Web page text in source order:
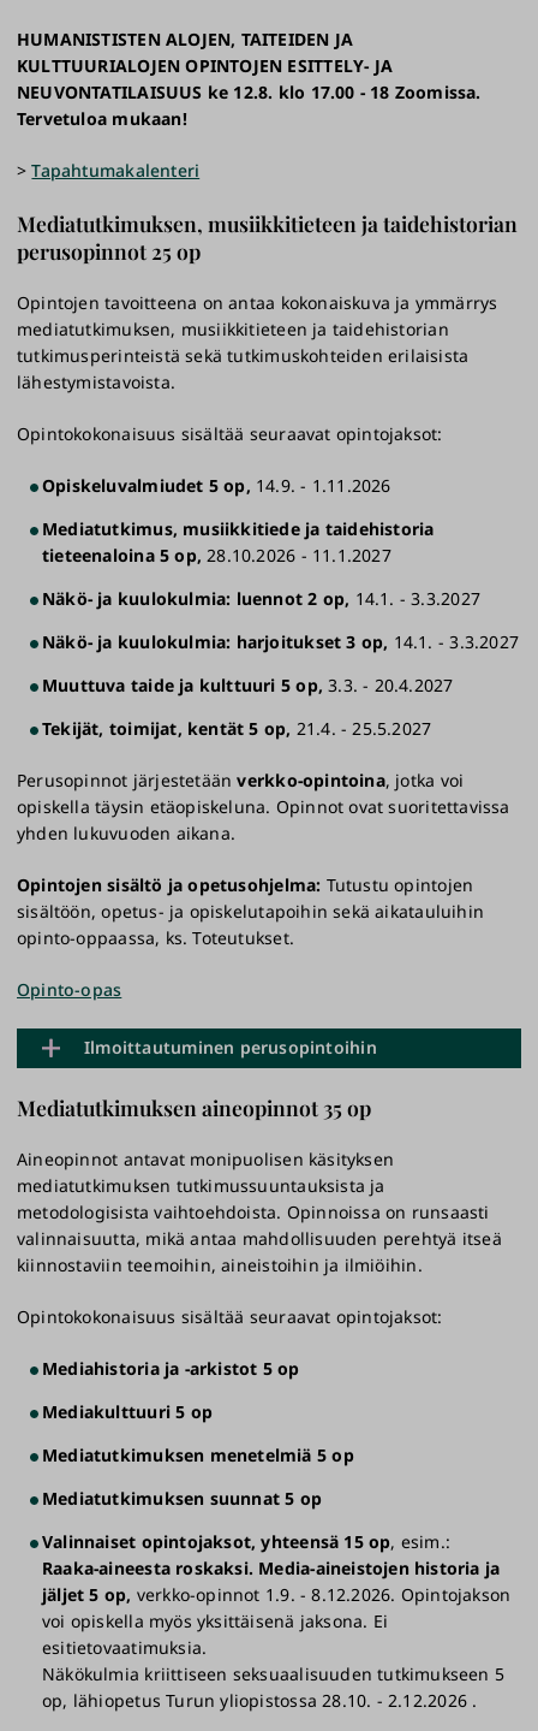
HUMANISTISTEN ALOJEN, TAITEIDEN JA
KULTTUURIALOJEN OPINTOJEN ESITTELY- JA
NEUVONTATILAISUUS ke 12.8. klo 17.00 - 18 Zoomissa.
Tervetuloa mukaan!
>Tapahtumakalenteri
Mediatutkimuksen, musiikkitieteen ja taidehistorian
perusopinnot 25 op
Opintojen tavoitteena on antaa kokonaiskuva ja ymmärrys
mediatutkimuksen, musiikkitieteen ja taidehistorian
tutkimusperinteistä sekä tutkimuskohteiden erilaisista
lähestymistavoista.
Opintokokonaisuus sisältää seuraavat opintojaksot:
Opiskeluvalmiudet 5 op, 14.9. - 1.11.2026
Mediatutkimus, musiikkitiede ja taidehistoria
tieteenaloina 5 op, 28.10.2026 - 11.1.2027
Näkö- ja kuulokulmia: luennot 2 op, 14.1. - 3.3.2027
Näkö- ja kuulokulmia: harjoitukset 3 op, 14.1. - 3.3.2027
Muuttuva taide ja kulttuuri 5 op,3.3. - 20.4.2027
Tekijät, toimijat, kentät 5 op, 21.4. - 25.5.2027
Perusopinnot järjestetäänverkko-opintoina, jotka voi
opiskella täysin etäopiskeluna. Opinnot ovat suoritettavissa
yhden lukuvuoden aikana.
Opintojen sisältö ja opetusohjelma: Tutustu opintojen
sisältöön, opetus- ja opiskelutapoihin sekä aikatauluihin
opinto-oppaassa, ks. Toteutukset.
Opinto-opas
Ilmoittautuminen perusopintoihin
ilmoittautumisjärjestyksessä.
>Ilmoittautuminen 10.8. - 6.9.2026
Opinto-oikeuden saaneille lähetetään
aloittamiseen.
Mediatutkimuksen aineopinnot 35 op
Aineopinnot antavat monipuolisen käsityksen
mediatutkimuksen tutkimussuuntauksista ja
metodologisista vaihtoehdoista. Opinnoissa on runsaasti
valinnaisuutta, mikä antaa mahdollisuuden perehtyä itseä
kiinnostaviin teemoihin, aineistoihin ja ilmiöihin.
Opintokokonaisuus sisältää seuraavat opintojaksot:
Mediahistoria ja -arkistot 5 op
Mediakulttuuri 5 op
Mediatutkimuksen menetelmiä 5 op
Mediatutkimuksen suunnat 5 op
Valinnaiset opintojaksot, yhteensä 15 op, esim.:
Raaka-aineesta roskaksi. Media-aineistojen historia ja
jäljet 5 op, verkko-opinnot 1.9. - 8.12.2026. Opintojakson
voi opiskella myös yksittäisenä jaksona. Ei
esitietovaatimuksia.
Näkökulmia kriittiseen seksuaalisuuden tutkimukseen 5
op, lähiopetus Turun yliopistossa 28.10. - 2.12.2026 .